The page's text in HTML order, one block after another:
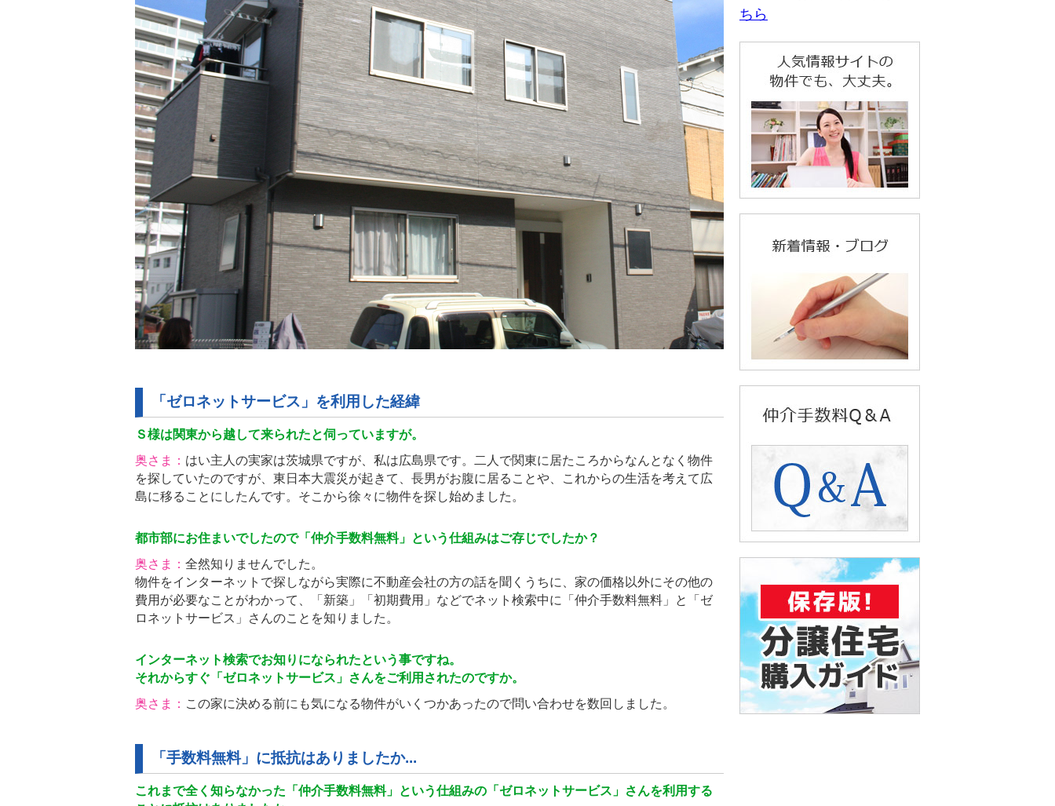
「ゼロネットサービス」を利用した経緯
Ｓ様は関東から越して来られたと伺っていますが。
奥さま： はい主人の実家は茨城県ですが、私は広島県です。二人で関東に居たころからなんとなく物件
を探していたのですが、東日本大震災が起きて、長男がお腹に居ることや、これからの生活を考えて広
島に移ることにしたんです。そこから徐々に物件を探し始めました。
都市部にお住まいでしたので「仲介手数料無料」という仕組みはご存じでしたか？
奥さま： 全然知りませんでした。
物件をインターネットで探しながら実際に不動産会社の方の話を聞くうちに、家の価格以外にその他の
費用が必要なことがわかって、「新築」「初期費用」などでネット検索中に「仲介手数料無料」と「ゼ
ロネットサービス」さんのことを知りました。
インターネット検索でお知りになられたという事ですね。
それからすぐ「ゼロネットサービス」さんをご利用されたのですか。
奥さま： この家に決める前にも気になる物件がいくつかあったので問い合わせを数回しました。
「手数料無料」に抵抗はありましたか...
これまで全く知らなかった「仲介手数料無料」という仕組みの「ゼロネットサービス」さんを利用する
ちら